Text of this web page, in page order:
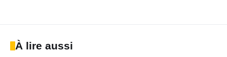
À lire aussi